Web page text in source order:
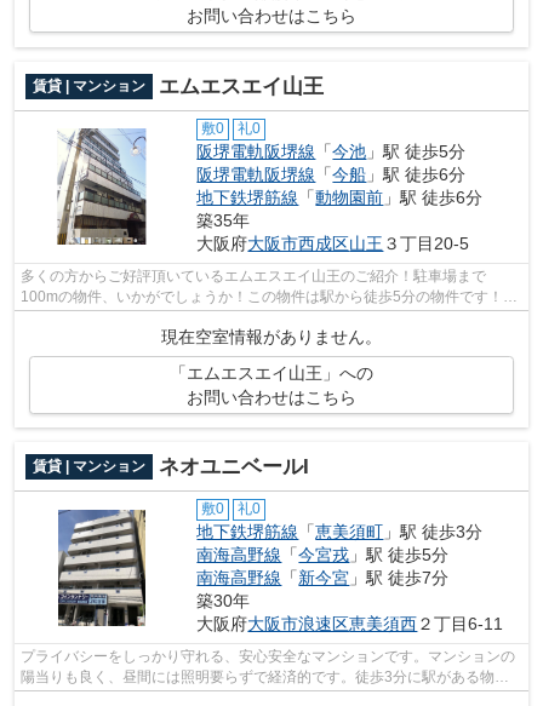
お問い合わせはこちら
賃貸 | マンション エムエスエイ山王
敷0 礼0
阪堺電軌阪堺線 「今池 」駅 徒歩5分
阪堺電軌阪堺線 「今船 」駅 徒歩6分
地下鉄堺筋線 「動物園前 」駅 徒歩6分
築35年
大阪府大阪市西成区山王 ３丁目20-5
多くの方からご好評頂いているエムエスエイ山王のご紹介！駐車場まで
100mの物件、いかがでしょうか！この物件は駅から徒歩5分の物件です！陽
当たりが良いので洗濯物もすぐ乾く物件にな...
現在空室情報がありません。
「エムエスエイ山王」への
お問い合わせはこちら
賃貸 | マンション ネオユニベールI
敷0 礼0
地下鉄堺筋線 「恵美須町 」駅 徒歩3分
南海高野線 「今宮戎 」駅 徒歩5分
南海高野線 「新今宮 」駅 徒歩7分
築30年
大阪府大阪市浪速区恵美須西２丁目6-11
プライバシーをしっかり守れる、安心安全なマンションです。マンションの
陽当りも良く、昼間には照明要らずで経済的です。徒歩3分に駅がある物件